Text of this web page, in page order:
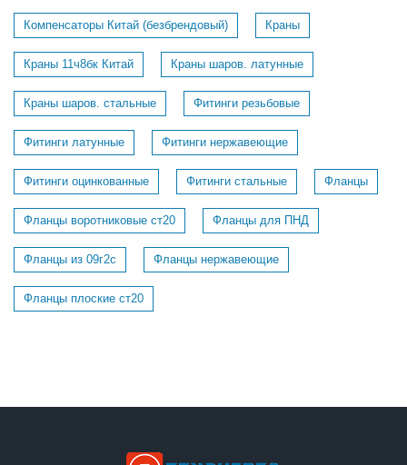
Компенсаторы Китай (безбрендовый) Краны
Краны 11ч8бк Китай Краны шаров. латунные
Краны шаров. стальные Фитинги резьбовые
Фитинги латунные Фитинги нержавеющие
Фитинги оцинкованные Фитинги стальные Фланцы
Фланцы воротниковые ст20 Фланцы для ПНД
Фланцы из 09г2с Фланцы нержавеющие
Фланцы плоские ст20